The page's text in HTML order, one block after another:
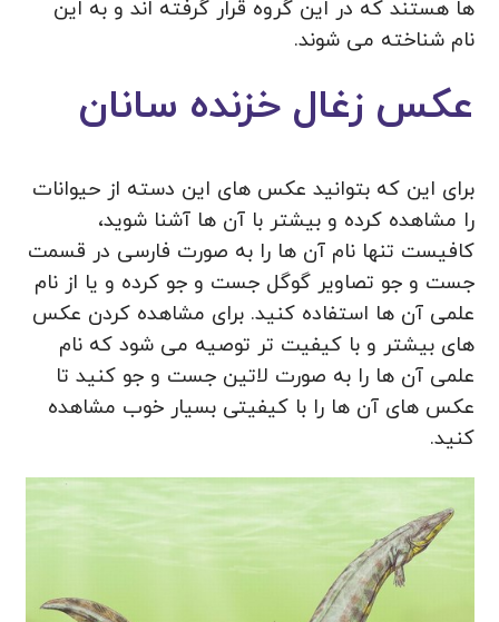
ها هستند که در این گروه قرار گرفته اند و به این
نام شناخته می شوند.
عکس زغال خزنده سانان
برای این که بتوانید عکس های این دسته از حیوانات
را مشاهده کرده و بیشتر با آن ها آشنا شوید،
کافیست تنها نام آن ها را به صورت فارسی در قسمت
جست و جو تصاویر گوگل جست و جو کرده و یا از نام
علمی آن ها استفاده کنید. برای مشاهده کردن عکس
های بیشتر و با کیفیت تر توصیه می شود که نام
علمی آن ها را به صورت لاتین جست و جو کنید تا
عکس های آن ها را با کیفیتی بسیار خوب مشاهده
کنید.